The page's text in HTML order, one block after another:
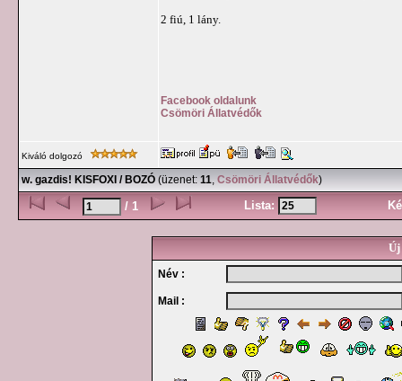
2 fiú, 1 lány.
Facebook oldalunk
Csömöri Állatvédők
Kiváló dolgozó
w. gazdis! KISFOXI / BOZÓ (üzenet: 11, Csömöri Állatvédők)
/ 1 Lista:
Új
Név :
Mail :